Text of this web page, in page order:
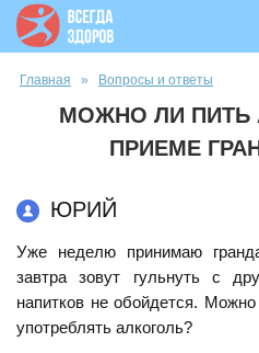
Вы здесь
Главная » Вопросы и ответы
МОЖНО ЛИ ПИТЬ
ПРИЕМЕ
ЮРИЙ
Уже неделю принимаю
завтра зовут гульнуть с
напитков не обойдется.
употреблять алкоголь?